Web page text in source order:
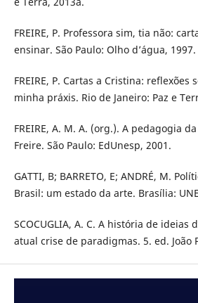
FREIRE, P. Professora sim, tia não:
ensinar. São Paulo: Olho d’água, 1997.
FREIRE, P. Cartas a Cristina: reflexões
minha práxis. Rio de Janeiro: Paz e
FREIRE, A. M. A. (org.). A pedagogia
Freire. São Paulo: EdUnesp, 2001.
GATTI, B; BARRETO, E; ANDRÉ, M.
Brasil: um estado da arte. Brasília:
SCOCUGLIA, A. C. A história de ideias
atual crise de paradigmas. 5. ed. João